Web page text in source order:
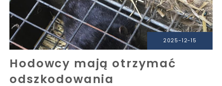
2025-12-15
Hodowcy mają otrzymać
odszkodowania